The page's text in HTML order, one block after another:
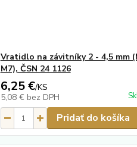
Vratidlo na závitníky 2 - 4,5 mm
M7), ČSN 24 1126
6,25 €/KS
5,08 € bez DPH
Pridať do košíka